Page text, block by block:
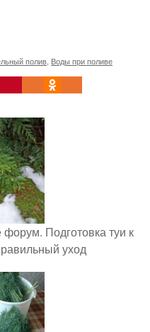
полив, Воды при поливе
Подготовка туи к
уход